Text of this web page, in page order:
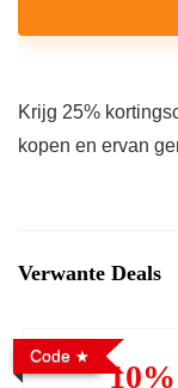
Krijg 25%
kopen en ervan
Verwante Deals
Code
10%